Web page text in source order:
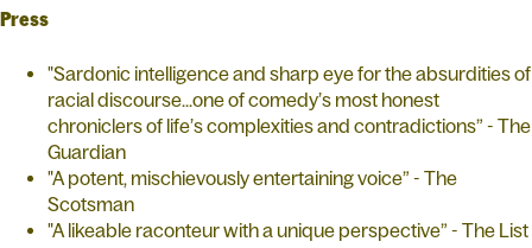
Press
"Sardonic intelligence and sharp eye for the absurdities of
racial discourse...one of comedy’s most honest
chroniclers of life’s complexities and contradictions” - The
Guardian
"A potent, mischievously entertaining voice” - The
Scotsman
"A likeable raconteur with a unique perspective” - The List